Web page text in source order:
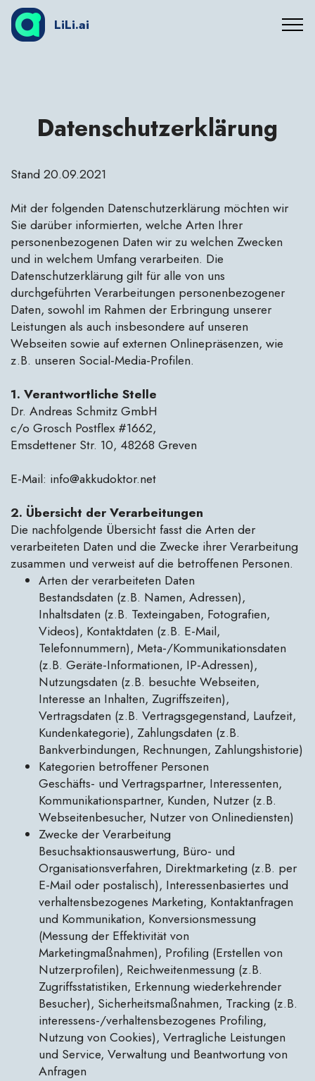
LiLi.ai
Datenschutzerklärung
Stand 20.09.2021
Mit der folgenden Datenschutzerklärung möchten wir
Sie darüber informierten, welche Arten Ihrer
personenbezogenen Daten wir zu welchen Zwecken
und in welchem Umfang verarbeiten. Die
Datenschutzerklärung gilt für alle von uns
durchgeführten Verarbeitungen personenbezogener
Daten, sowohl im Rahmen der Erbringung unserer
Leistungen als auch insbesondere auf unseren
Webseiten sowie auf externen Onlinepräsenzen, wie
z.B. unseren Social-Media-Profilen.
1. Verantwortliche Stelle
Dr. Andreas Schmitz GmbH
c/o Grosch Postflex #1662,
Emsdettener Str. 10, 48268 Greven
E-Mail: info@akkudoktor.net
2. Übersicht der Verarbeitungen
Die nachfolgende Übersicht fasst die Arten der
verarbeiteten Daten und die Zwecke ihrer Verarbeitung
zusammen und verweist auf die betroffenen Personen.
Arten der verarbeiteten Daten
Bestandsdaten (z.B. Namen, Adressen),
Inhaltsdaten (z.B. Texteingaben, Fotografien,
Videos), Kontaktdaten (z.B. E-Mail,
Telefonnummern), Meta-/Kommunikationsdaten
(z.B. Geräte-Informationen, IP-Adressen),
Nutzungsdaten (z.B. besuchte Webseiten,
Interesse an Inhalten, Zugriffszeiten),
Vertragsdaten (z.B. Vertragsgegenstand, Laufzeit,
Kundenkategorie), Zahlungsdaten (z.B.
Bankverbindungen, Rechnungen, Zahlungshistorie)
Kategorien betroffener Personen
Geschäfts- und Vertragspartner, Interessenten,
Kommunikationspartner, Kunden, Nutzer (z.B.
Webseitenbesucher, Nutzer von Onlinediensten)
Zwecke der Verarbeitung
Besuchsaktionsauswertung, Büro- und
Organisationsverfahren, Direktmarketing (z.B. per
E-Mail oder postalisch), Interessenbasiertes und
verhaltensbezogenes Marketing, Kontaktanfragen
und Kommunikation, Konversionsmessung
(Messung der Effektivität von
Marketingmaßnahmen), Profiling (Erstellen von
Nutzerprofilen), Reichweitenmessung (z.B.
Zugriffsstatistiken, Erkennung wiederkehrender
Besucher), Sicherheitsmaßnahmen, Tracking (z.B.
interessens-/verhaltensbezogenes Profiling,
Nutzung von Cookies), Vertragliche Leistungen
und Service, Verwaltung und Beantwortung von
Anfragen